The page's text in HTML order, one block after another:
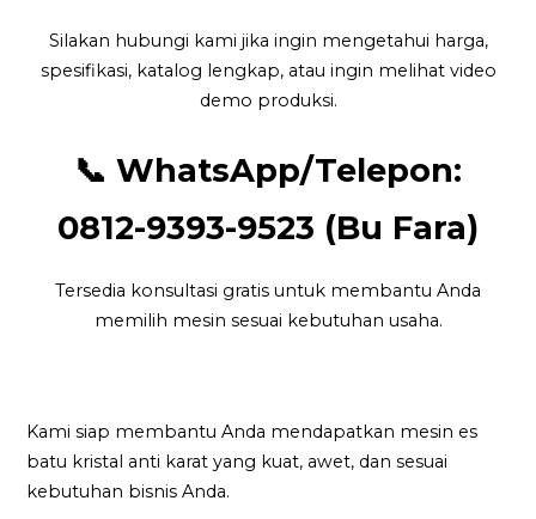
Silakan hubungi kami jika ingin mengetahui harga,
spesifikasi, katalog lengkap, atau ingin melihat video
demo produksi.
📞 WhatsApp/Telepon:
0812-9393-9523 (Bu Fara)
Tersedia konsultasi gratis untuk membantu Anda
memilih mesin sesuai kebutuhan usaha.
Kami siap membantu Anda mendapatkan mesin es
batu kristal anti karat yang kuat, awet, dan sesuai
kebutuhan bisnis Anda.